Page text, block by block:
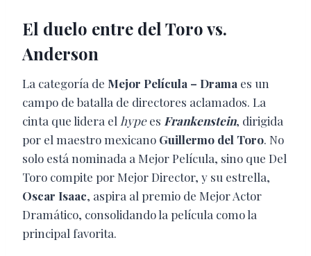
El duelo entre del Toro vs.
Anderson
La categoría de Mejor Película – Drama es un
campo de batalla de directores aclamados. La
cinta que lidera el hypees Frankenstein, dirigida
por el maestro mexicano Guillermo del Toro. No
solo está nominada a Mejor Película, sino que Del
Toro compite por Mejor Director, y su estrella,
Oscar Isaac, aspira al premio de Mejor Actor
Dramático, consolidando la película como la
principal favorita.